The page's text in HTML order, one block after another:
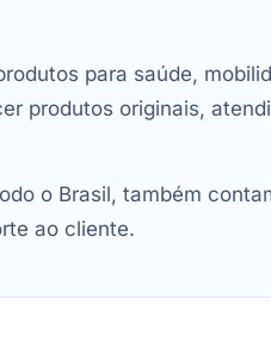
para saúde,
produtos originais,
o Brasil, também
ao cliente.